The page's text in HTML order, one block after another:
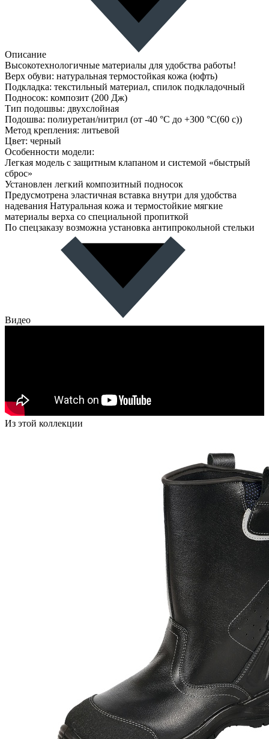
Описание
Высокотехнологичные материалы для удобства работы!
Верх обуви: натуральная термостойкая кожа (юфть)
Подкладка: текстильный материал, спилок подкладочный
Подносок: композит (200 Дж)
Тип подошвы: двухслойная
Подошва: полиуретан/нитрил (от -40 °С до +300 °С(60 с))
Метод крепления: литьевой
Цвет: черный
Особенности модели:
Легкая модель с защитным клапаном и системой «быстрый
сброс»
Установлен легкий композитный подносок
Предусмотрена эластичная вставка внутри для удобства
надевания Натуральная кожа и термостойкие мягкие
материалы верха со специальной пропиткой
По спецзаказу возможна установка антипрокольной стельки
Видео
Из этой коллекции